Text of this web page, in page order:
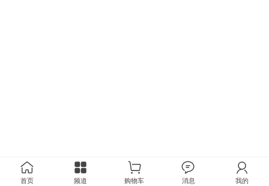
首页 频道 购物车 消息 我的